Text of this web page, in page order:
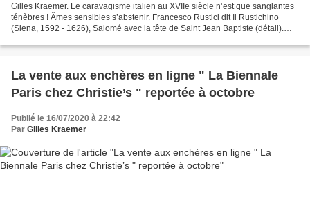
Gilles Kraemer. Le caravagisme italien au XVIIe siècle n’est que sanglantes
ténèbres ! Âmes sensibles s’abstenir. Francesco Rustici dit Il Rustichino
(Siena, 1592 - 1626), Salomé avec la tête de Saint Jean Baptiste (détail).
La vente aux enchères en ligne " La Biennale
Paris chez Christie’s " reportée à octobre
Publié le 16/07/2020 à 22:42
Par Gilles Kraemer